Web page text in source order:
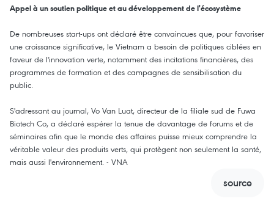
Appel à un soutien politique et au développement de l'écosystème
De nombreuses start-ups ont déclaré être convaincues que, pour favoriser
une croissance significative, le Vietnam a besoin de politiques ciblées en
faveur de l'innovation verte, notamment des incitations financières, des
programmes de formation et des campagnes de sensibilisation du
public.
S'adressant au journal, Vo Van Luat, directeur de la filiale sud de Fuwa
Biotech Co, a déclaré espérer la tenue de davantage de forums et de
séminaires afin que le monde des affaires puisse mieux comprendre la
véritable valeur des produits verts, qui protègent non seulement la santé,
mais aussi l'environnement. - VNA
source